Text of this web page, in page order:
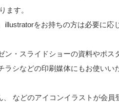
ます。
をお持ちの方は必要に応
・スライドショーの資料やポス
ラシなどの印刷媒体にもお使いい
などのアイコンイラストが会員